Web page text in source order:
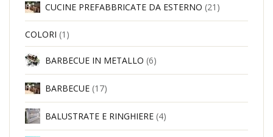
CUCINE PREFABBRICATE DA ESTERNO (21)
COLORI (1)
BARBECUE IN METALLO (6)
BARBECUE (17)
BALUSTRATE E RINGHIERE (4)